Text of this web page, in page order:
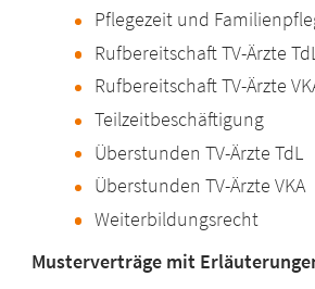
Pflegezeit und
Rufbereitschaft TV-Ärzte
Rufbereitschaft TV-Ärzte
Teilzeitbeschäftigung
Überstunden TV-Ärzte TdL
Überstunden TV-Ärzte VKA
Weiterbildungsrecht
Musterverträge mit